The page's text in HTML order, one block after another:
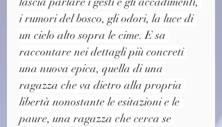
i rumori del bosco, gli odori, la luce di
un cielo alto sopra le cime. E sa
raccontare nei dettagli più concreti
una nuova epica, quella di una
ragazza che va dietro alla propria
libertà nonostante le esitazioni e le
paure, una ragazza che cerca se